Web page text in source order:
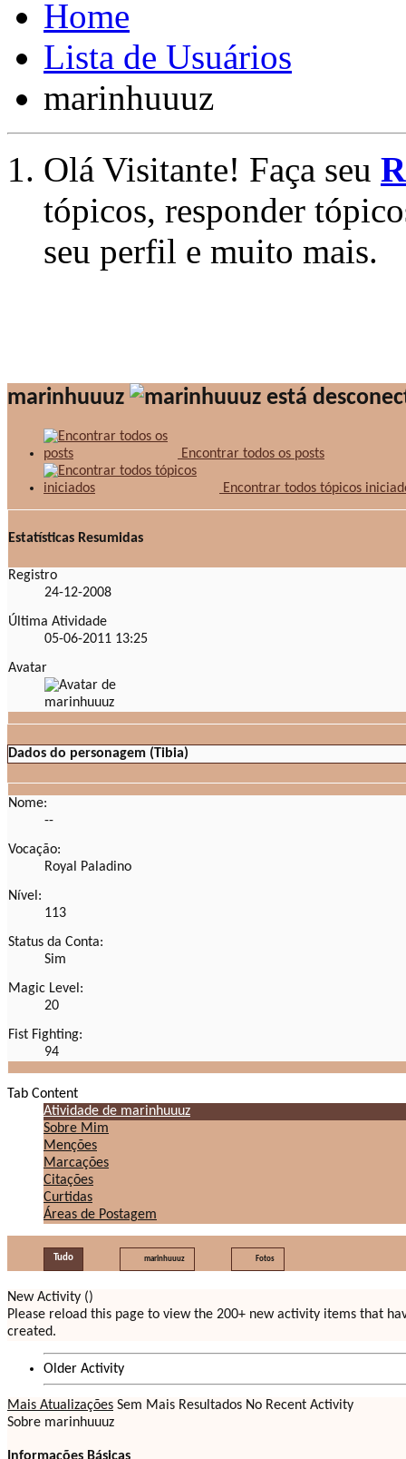
Lista de Usuários
marinhuuuz
Olá Visitante! Faça seu
tópicos, responder
seu perfil e muito mais.
marinhuuuz
Encontrar todos os posts
Encontrar todos tópicos
Estatísticas Resumidas
Registro
24-12-2008
Última Atividade
05-06-2011 13:25
Avatar
Dados do personagem (Tibia)
Nome:
--
Vocação:
Royal Paladino
Nível:
113
Status da Conta:
Sim
Magic Level:
20
Fist Fighting:
94
Tab Content
Atividade de marinhuuuz
Sobre Mim
Menções
Marcações
Citações
Curtidas
Áreas de Postagem
Tudo marinhuuuz Fotos
New Activity ()
Please reload this page to view the 200+ new activity items that
created.
Older Activity
Mais Atualizações Sem Mais Resultados No Recent Activity
Sobre marinhuuuz
Informações Básicas